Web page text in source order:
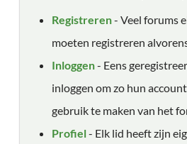
Registreren- Veel forums
moeten registreren
Inloggen- Eens
inloggen om zo hun
gebruik te maken van het
Profiel- Elk lid heeft zijn